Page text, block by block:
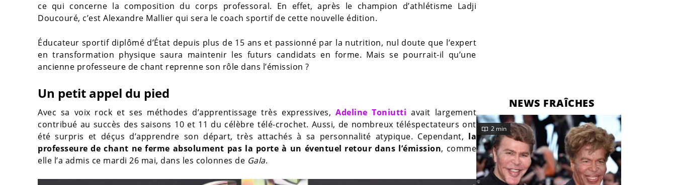
ce qui concerne la composition du corps professoral. En effet, après le champion d’athlétisme Ladji
Doucouré, c’est Alexandre Mallier qui sera le coach sportif de cette nouvelle édition.
Éducateur sportif diplômé d’État depuis plus de 15 ans et passionné par la nutrition, nul doute que l’expert
en transformation physique saura maintenir les futurs candidats en forme. Mais se pourrait-il qu’une
ancienne professeure de chant reprenne son rôle dans l’émission ?
Un petit appel du pied
Avec sa voix rock et ses méthodes d’apprentissage très expressives,Adeline Toniutti avait largement
contribué au succès des saisons 10 et 11 du célèbre télé-crochet. Aussi, de nombreux téléspectateurs ont
été surpris et déçus d’apprendre son départ, très attachés à sa personnalité atypique. Cependant, la
professeure de chant ne ferme absolument pas la porte à un éventuel retour dans l’émission, comme
elle l’a admis ce mardi 26 mai, dans les colonnes de Gala.
NEWS FRAÎCHES
2 min